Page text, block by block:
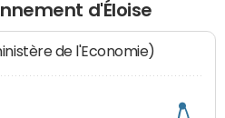
d'Éloise
de l'Economie)